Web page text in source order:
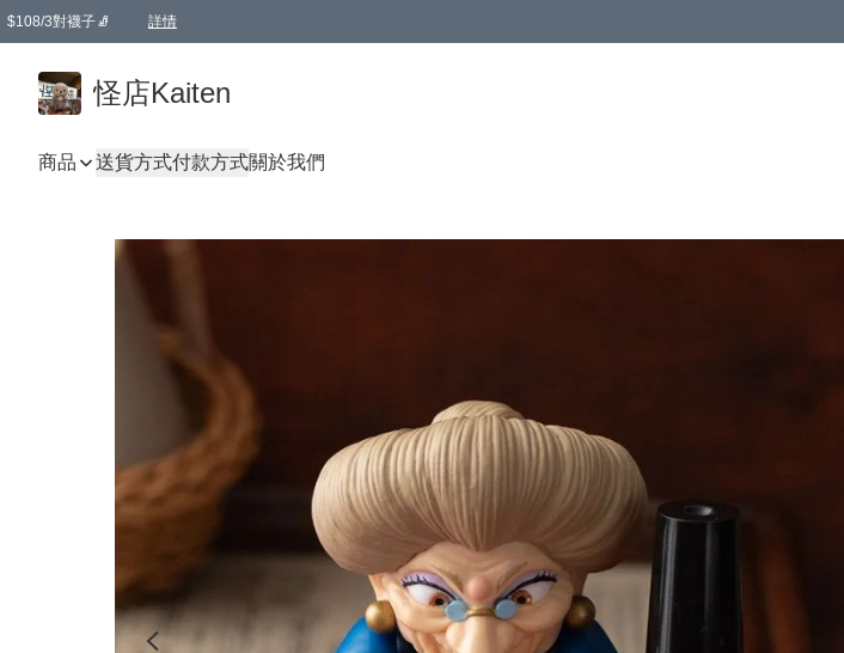
$108/3對襪子🧦 詳情
怪店Kaiten
商品 送貨方式付款方式關於我們